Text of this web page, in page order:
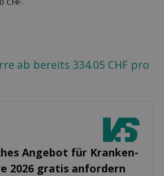
ab bereits 334.05 CHF pro
Angebot für Kranken­
2026 gratis anfordern